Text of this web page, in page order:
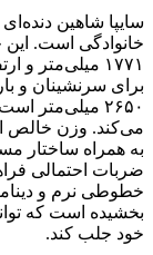
سایپا شاهین
برای سرنشینان و
۲۶۵۰ میلی‌متر
به همراه ساختار
ضربات احتمالی
خطوطی نرم و
بخشیده است که
خود جلب کند.